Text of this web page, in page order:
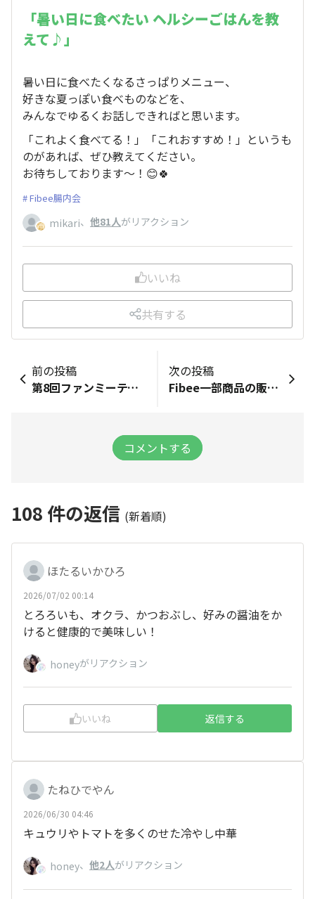
「暑い日に食べたい ヘルシーごはんを教
えて♪」
暑い日に食べたくなるさっぱりメニュー、
好きな夏っぽい食べものなどを、
みんなでゆるくお話しできればと思います。
「これよく食べてる！」「これおすすめ！」というも
のがあれば、ぜひ教えてください。
お待ちしております〜！😊🍀
Fibee腸内会
mikari、 他81人がリアクション
いいね
共有する
前の投稿
第8回ファンミーティングの様子をお届け！
次の投稿
Fibee一部商品の販売終了予定につきまして
コメントする
108 件の返信 (新着順)
ほたるいかひろ
2026/07/02 00:14
とろろいも、オクラ、かつおぶし、好みの醤油をか
けると健康的で美味しい！
honeyがリアクション
いいね 返信する
たねひでやん
2026/06/30 04:46
キュウリやトマトを多くのせた冷やし中華
honey、 他2人がリアクション